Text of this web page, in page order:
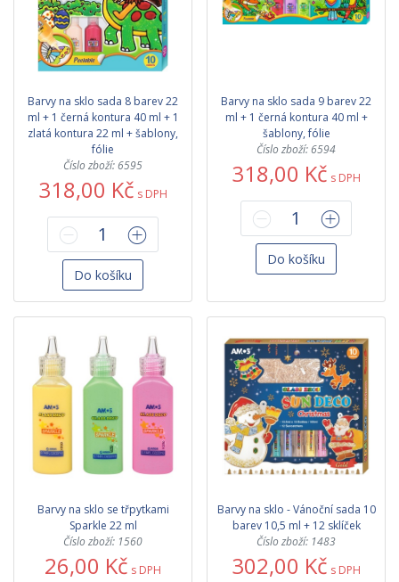
Barvy na sklo sada 8 barev 22
ml + 1 černá kontura 40 ml + 1
zlatá kontura 22 ml + šablony,
fólie
Číslo zboží: 6595
318,00 Kč s DPH
Do košíku
Barvy na sklo sada 9 barev 22
ml + 1 černá kontura 40 ml +
šablony, fólie
Číslo zboží: 6594
318,00 Kč s DPH
Do košíku
Barvy na sklo se třpytkami
Sparkle 22 ml
Číslo zboží: 1560
26,00 Kč s DPH
Barvy na sklo - Vánoční sada 10
barev 10,5 ml + 12 sklíček
Číslo zboží: 1483
302,00 Kč s DPH